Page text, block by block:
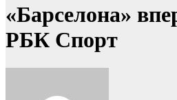
«Барселона»
РБК Спорт